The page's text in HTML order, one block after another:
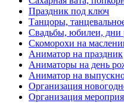
Праздник под ключ
Танцоры,
Свадьбы, юбилеи, дни
Скоморохи на
Аниматор на праздник
Аниматоры на день
Аниматор на
Организация
Организация